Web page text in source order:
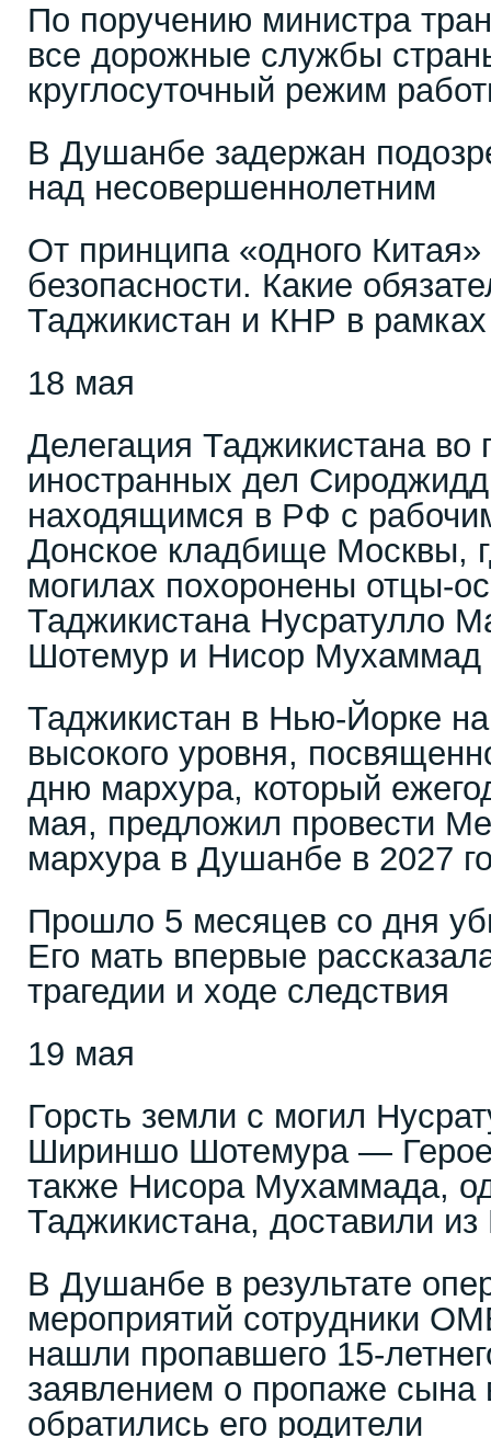
По поручению министра
все дорожные службы
круглосуточный режим
В Душанбе задержан
над несовершеннолетним
От принципа «одного
безопасности. Какие
Таджикистан и КНР в рамках
18 мая
Делегация Таджикистана во
иностранных дел
находящимся в РФ с
Донское кладбище Москвы,
могилах похоронены отцы-
Таджикистана Нусратулло
Шотемур и Нисор Мухаммад
Таджикистан в Нью-Йорке
высокого уровня,
дню мархура, который
мая, предложил провести
мархура в Душанбе в 2027
Прошло 5 месяцев со дня
Его мать впервые
трагедии и ходе следствия
19 мая
Горсть земли с могил
Шириншо Шотемура —
также Нисора Мухаммада,
Таджикистана, доставили
В Душанбе в результате
мероприятий сотрудники
нашли пропавшего 15-
заявлением о пропаже
обратились его родители